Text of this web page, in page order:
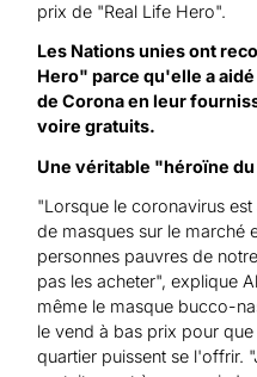
Les Nations unies ont
Hero" parce qu'elle a
de Corona en leur
voire gratuits.
Une véritable "héroïne
"Lorsque le coronavirus
de masques sur le marché
personnes pauvres de
pas les acheter", explique
même le masque bucco-
le vend à bas prix pour
quartier puissent se l'offrir.